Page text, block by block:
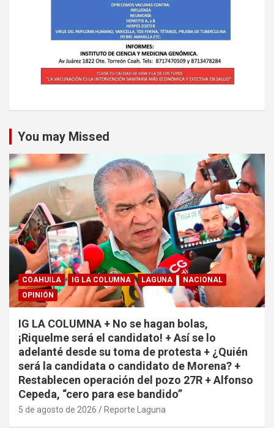
You may Missed
COAHUILA IG LA COLUMNA LAGUNA
NACIONAL
OPINIÓN
IG LA COLUMNA + No se hagan bolas,
¡Riquelme será el candidato! + Así se lo
adelanté desde su toma de protesta + ¿Quién
será la candidata o candidato de Morena? +
Restablecen operación del pozo 27R + Alfonso
Cepeda, “cero para ese bandido”
5 de agosto de 2026 Reporte Laguna